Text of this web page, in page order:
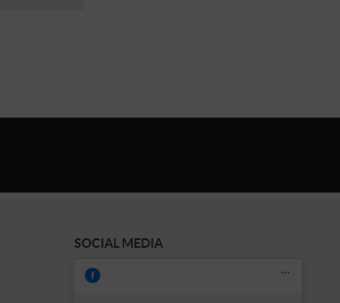
SOCIAL MEDIA